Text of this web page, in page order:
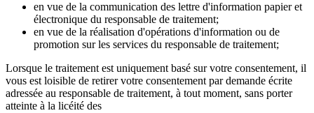
en vue de la communication des lettre d'information papier et
électronique du responsable de traitement;
en vue de la réalisation d'opérations d'information ou de
promotion sur les services du responsable de traitement;
Lorsque le traitement est uniquement basé sur votre consentement, il
vous est loisible de retirer votre consentement par demande écrite
adressée au responsable de traitement, à tout moment, sans porter
atteinte à la licéité des